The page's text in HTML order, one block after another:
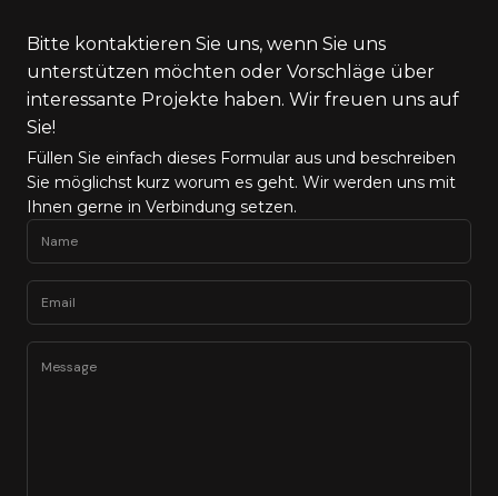
Bitte kontaktieren Sie uns, wenn Sie uns
unterstützen möchten oder Vorschläge über
interessante Projekte haben. Wir freuen uns auf
Sie!
Füllen Sie einfach dieses Formular aus und beschreiben
Sie möglichst kurz worum es geht. Wir werden uns mit
Ihnen gerne in Verbindung setzen.